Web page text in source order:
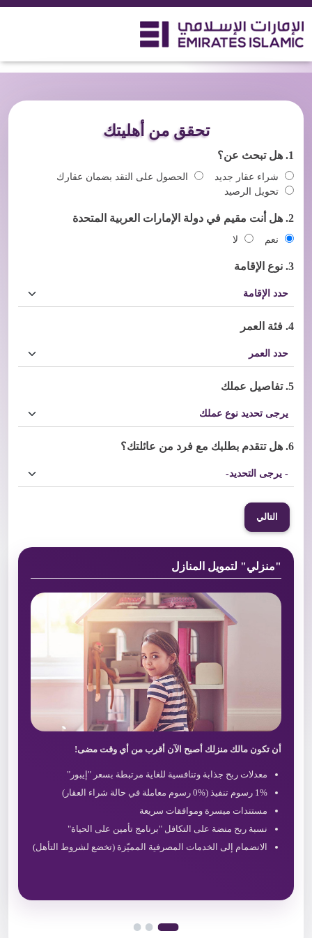
تحقق من أهليتك
1. هل تبحث عن؟
شراء عقار جديد
الحصول على النقد بضمان عقارك
تحويل الرصيد
2. هل أنت مقيم في دولة الإمارات العربية المتحدة
نعم لا
3. نوع الإقامة
4. فئة العمر
5. تفاصيل عملك
6. هل تتقدم بطلبك مع فرد من عائلتك؟
التالي
"منزلي" لتمويل المنازل
أن تكون مالك منزلك أصبح الآن أقرب من أي وقت مضى!
معدلات ربح جذابة وتنافسية للغاية مرتبطة بسعر "إيبور"
1% رسوم تنفيذ (%0 رسوم معاملة في حالة شراء العقار)
مستندات ميسرة وموافقات سريعة
نسبة ربح منضة على التكافل "برنامج تأمين على الحياة"
الانضمام إلى الخدمات المصرفية المميّزة (تخضع لشروط التأهل)